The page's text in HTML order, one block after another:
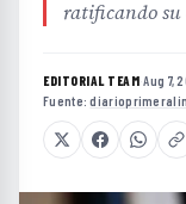
ratificando
EDITORIAL TEAM·Aug 7,
Fuente: